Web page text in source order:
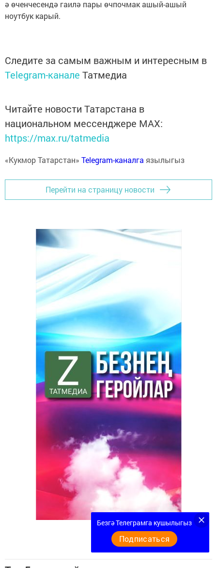
ә өченчесендә гаилә пары өчпочмак ашый-ашый
ноутбук карый.
Следите за самым важным и интересным в
Telegram-канале Татмедиа
Читайте новости Татарстана в
национальном мессенджере MАХ:
https://max.ru/tatmedia
«Кукмор Татарстан» Telegram-каналга язылыгыз
Перейти на страницу новости
Безгә Телеграмга кушылыгыз
Подписаться